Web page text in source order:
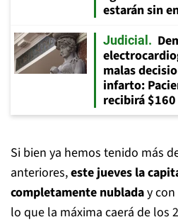
estarán sin
Judicial
malas
infarto:
recibirá
Si bien ya hemos tenido más
anteriores,este jueves la
completamente nubladay
lo que la máxima caerá de los